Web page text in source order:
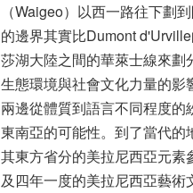
（Waigeo）以西一路往下劃
的邊界其實比Dumont
莎湖大陸之間的華萊士線來
生態環境與社會文化力量的
兩邊從體質到語言不同程度
東南亞的可能性。到了當代
其東方省分的美拉尼西亞元
及四年一度的美拉尼西亞藝